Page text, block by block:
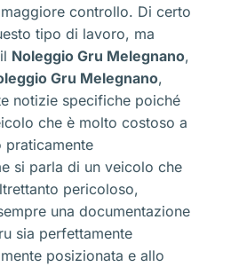
controllo. Di certo
tipo di lavoro, ma
Noleggio Gru Melegnano,
Gru Melegnano,
notizie specifiche poiché
che è molto costoso a
praticamente
si parla di un veicolo che
pericoloso,
una documentazione
sia perfettamente
posizionata e allo